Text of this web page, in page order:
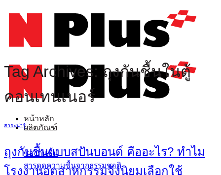
เนื้อหา
หน้าหลัก
ผลิตภัณฑ์
ซองกันชื้น
สารดูดความชื้นจากธรรมชาติ
Tag Archives: ถุงกันชื้นในตู้
คอนเทนเนอร์
สาระน่ารู้
ถุงกันชื้นแบบสปันบอนด์ คืออะไร? ทำไม
โรงงานอุตสาหกรรมจึงนิยมเลือกใช้